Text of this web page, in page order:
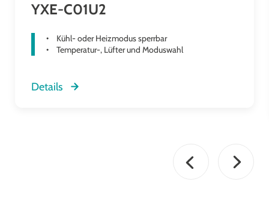
YXE-C01U2
Kühl- oder Heizmodus sperrbar
Temperatur-, Lüfter und Moduswahl
Details